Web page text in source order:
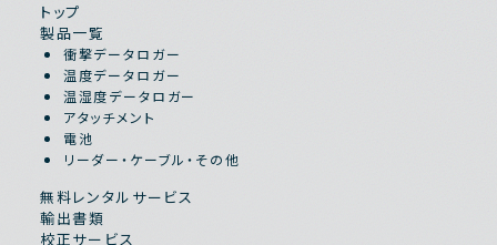
トップ
製品一覧
衝撃データロガー
温度データロガー
温湿度データロガー
アタッチメント
電池
リーダー・ケーブル・その他
無料レンタルサービス
輸出書類
校正サービス